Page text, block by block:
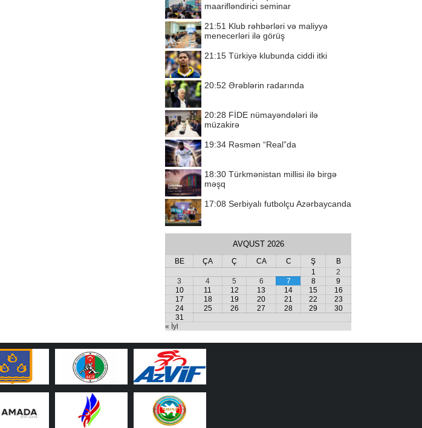
maarifləndirici seminar
21:51 Klub rəhbərləri və maliyyə
menecerləri ilə görüş
21:15 Türkiyə klubunda ciddi itki
20:52 Ərəblərin radarında
20:28 FİDE nümayəndələri ilə
müzakirə
19:34 Rəsmən “Real”da
18:30 Türkmənistan millisi ilə birgə
məşq
17:08 Serbiyalı futbolçu Azərbaycanda
AVQUST 2026
BE ÇA Ç CA C Ş
B
1
2
3
4 5 6 7 8
9
10
11 12 13 14 15
16
17
18 19 20 21 22
23
24
25 26 27 28 29
30
31
« İyl